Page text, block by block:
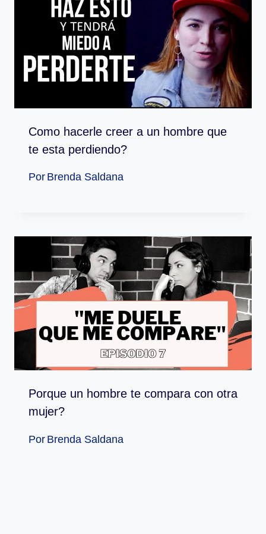
Como hacerle creer a un hombre que
te esta perdiendo?
Por Brenda Saldana
Porque un hombre te compara con otra
mujer?
Por Brenda Saldana